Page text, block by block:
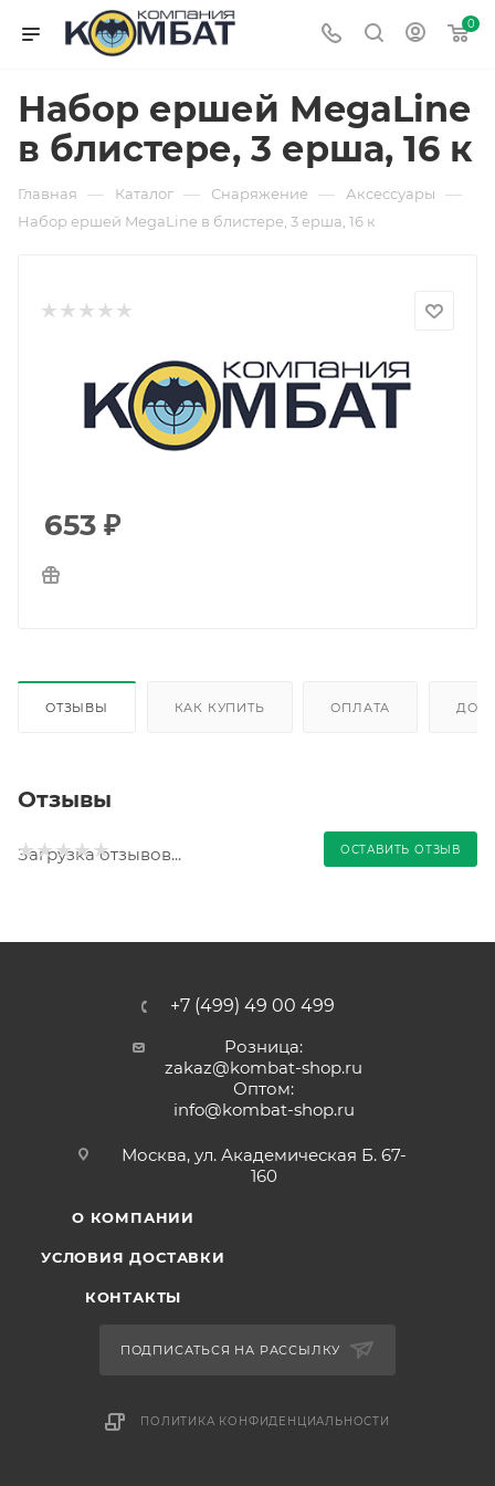
0
Набор ершей MegaLine
в блистере, 3 ерша, 16 к
Главная — Каталог — Снаряжение — Аксессуары —
Набор ершей MegaLine в блистере, 3 ерша, 16 к
653 ₽
ОТЗЫВЫ КАК КУПИТЬ ОПЛАТА
Отзывы
ОСТАВИТЬ ОТЗЫВ
Загрузка отзывов...
+7 (499) 49 00 499
Розница:
zakaz@kombat-shop.ru
Оптом:
info@kombat-shop.ru
Москва, ул. Академическая Б. 67-
160
О КОМПАНИИ
УСЛОВИЯ ДОСТАВКИ
КОНТАКТЫ
ПОДПИСАТЬСЯ НА РАССЫЛКУ
ПОЛИТИКА КОНФИДЕНЦИАЛЬНОСТИ